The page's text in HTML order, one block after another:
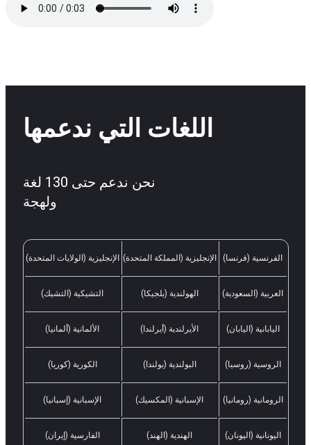
اللغات التي ندعمها
نحن ندعم حتى 130 لغة
ولهجة
الإنجليزية (الولايات المتحدة) الإنجليزية (المملكة المتحدة) الفرنسية (فرنسا)
التشيكية (التشيك) الهولندية (بلجيكا) العربية (السعودية)
الألمانية (ألمانيا) الأيرلندية (أيرلندا) اليابانية (اليابان)
الكورية (كوريا) البولندية (بولندا) الروسية (روسيا)
الإسبانية (إسبانيا) الإسبانية (المكسيك) الرومانية (رومانيا)
الفارسية (إيران) الهندية (الهند) اليونانية (اليونان)